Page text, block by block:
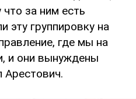
за ним есть
эту группировку на
где мы на
и они вынуждены
Арестович.